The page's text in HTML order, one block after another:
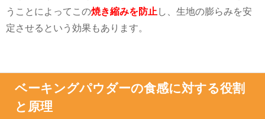
うことによってこの焼き縮みを防止 し、生地の膨らみを安
定させるという効果もあります。
ベーキングパウダーの食感に対する役割
と原理